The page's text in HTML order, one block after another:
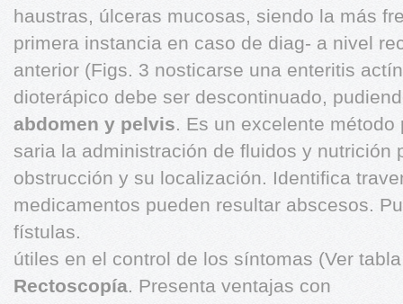
haustras, úlceras mucosas, siendo la más
primera instancia en caso de diag- a nivel
anterior (Figs. 3 nosticarse una enteritis
dioterápico debe ser descontinuado,
abdomen y pelvis. Es un excelente método
saria la administración de fluidos y nutrición
obstrucción y su localización. Identifica
medicamentos pueden resultar abscesos.
fístulas.
útiles en el control de los síntomas (Ver
Rectoscopía. Presenta ventajas con